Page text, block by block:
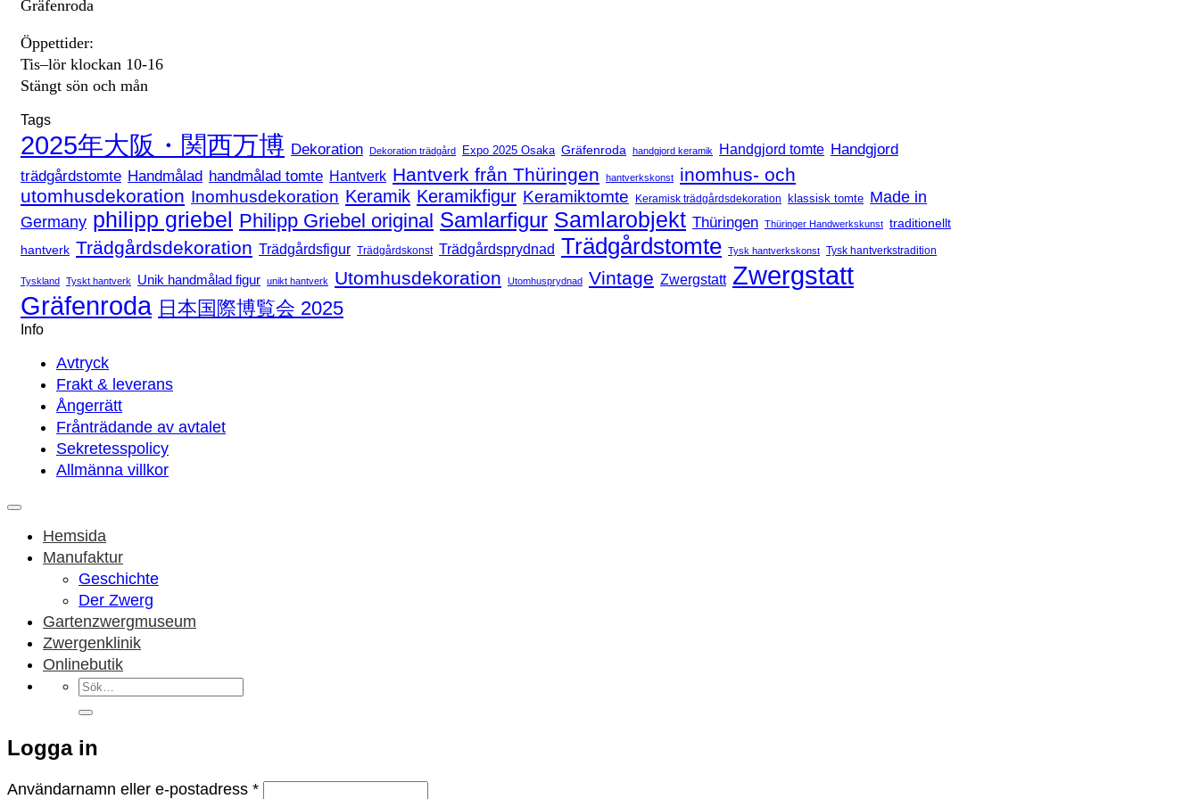
Gräfenroda
Öppettider:
Tis–lör klockan 10-16
Stängt sön och mån
Tags
2025年大阪・関西万博 Dekoration Dekoration trädgård Expo 2025 Osaka Gräfenroda handgjord keramik Handgjord tomte Handgjord
trädgårdstomte Handmålad handmålad tomte Hantverk Hantverk från Thüringen hantverkskonst
inomhus- och
utomhusdekoration Inomhusdekoration Keramik Keramikfigur Keramiktomte Keramisk trädgårdsdekoration klassisk tomte Made in
Germany philipp griebel Philipp Griebel original Samlarfigur Samlarobjekt Thüringen Thüringer Handwerkskunst traditionellt
hantverk Trädgårdsdekoration Trädgårdsfigur Trädgårdskonst Trädgårdsprydnad Trädgårdstomte Tysk hantverkskonst Tysk hantverkstradition
Tyskland Tyskt hantverk Unik handmålad figur unikt hantverk Utomhusdekoration Utomhusprydnad Vintage Zwergstatt Zwergstatt
Gräfenroda 日本国際博覧会 2025
Info
Avtryck
Frakt & leverans
Ångerrätt
Frånträdande av avtalet
Sekretesspolicy
Allmänna villkor
Hemsida
Manufaktur
Geschichte
Der Zwerg
Gartenzwergmuseum
Zwergenklinik
Onlinebutik
Sök
efter:
Logga in
Användarnamn eller e-postadress *Obligatoriskt